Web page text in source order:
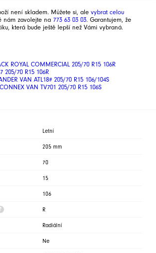
není skladem. Můžete si, ale vybrat celou
nám zavolejte na 773 63 03 03. Garantujem, že
která bude ještě lepší než Vámi vybraná.
ROYAL COMMERCIAL 205/70 R15 106R
205/70 R15 106R
VAN ATL18# 205/70 R15 106/104S
VAN TV701 205/70 R15 106S
Letní
205 mm
70
15
106
R
Radiální
Ne